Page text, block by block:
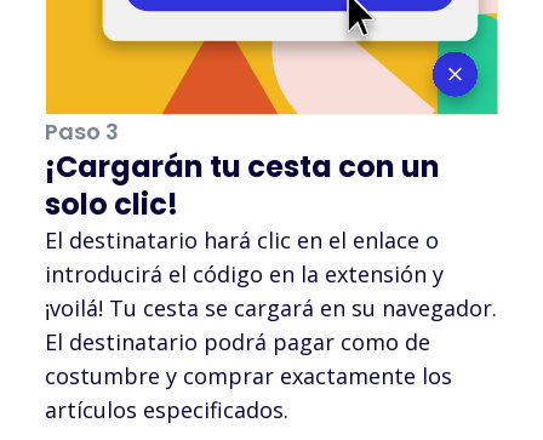
Paso 3
¡Cargarán tu cesta con un
solo clic!
El destinatario hará clic en el enlace o
introducirá el código en la extensión y
¡voilá! Tu cesta se cargará en su navegador.
El destinatario podrá pagar como de
costumbre y comprar exactamente los
artículos especificados.